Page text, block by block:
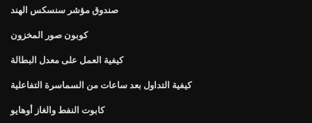
صندوق مؤشر سنسكس الهند
كوبون صور المخزون
كيفية العمل على معدل البطالة
كيفية التداول بعد ساعات من السماسرة التفاعلية
كابوت النفط والغاز أوهايو